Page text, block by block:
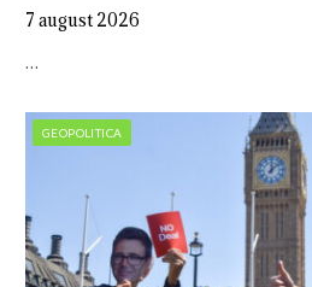
7 august 2026
…
GEOPOLITICA